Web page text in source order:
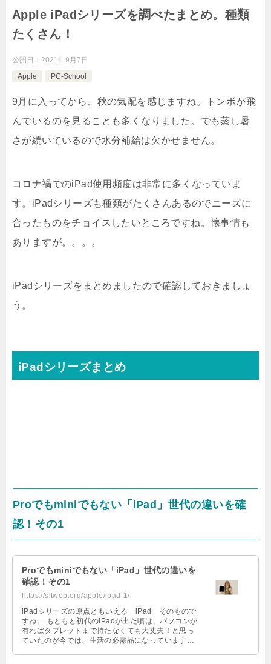
Apple iPadシリーズを調べたまとめ。種類
たくさん！
公開日： 2021年9月7日
Apple
PC-School
9月に入ってから、秋の気配を感じますね。トンボが飛
んでいるのを見ることも多くなりました。でも蒸し暑
さが続いているので水分補給は欠かせません。
コロナ禍でのiPad使用頻度は非常に多くなっていま
す。iPadシリーズも種類がたくさんあるのでニーズに
合ったものをチョイスしたいところですね。懐事情も
ありますが。。。。
iPadシリーズをまとめましたので確認しておきましょ
う。
iPadシリーズまとめ
Proでもminiでもない「iPad」世代の違いを確
認！その1
Proでもminiでもない「iPad」世代の違いを
確認！その1
https://sltweb.org/apple/ipad-1/
iPadシリーズの原点ともいえる「iPad」そのもので
すね。 もともと初代のiPadが出た頃は、パソコンが
有ればタブレットまで持たなくても大丈夫！と思っ
ていたのが今では、生活の必需品になっています。